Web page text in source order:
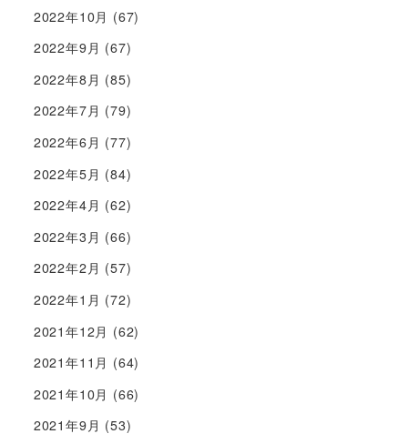
2022年10月 (67)
2022年9月 (67)
2022年8月 (85)
2022年7月 (79)
2022年6月 (77)
2022年5月 (84)
2022年4月 (62)
2022年3月 (66)
2022年2月 (57)
2022年1月 (72)
2021年12月 (62)
2021年11月 (64)
2021年10月 (66)
2021年9月 (53)